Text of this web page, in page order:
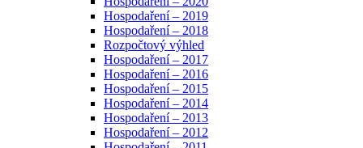
Hospodaření – 2019
Hospodaření – 2018
Rozpočtový výhled
Hospodaření – 2017
Hospodaření – 2016
Hospodaření – 2015
Hospodaření – 2014
Hospodaření – 2013
Hospodaření – 2012